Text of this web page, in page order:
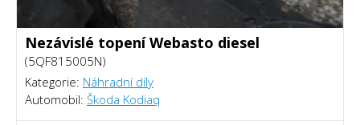
Nezávislé topení Webasto diesel
(5QF815005N)
Kategorie: Náhradní díly
Automobil: Škoda Kodiaq